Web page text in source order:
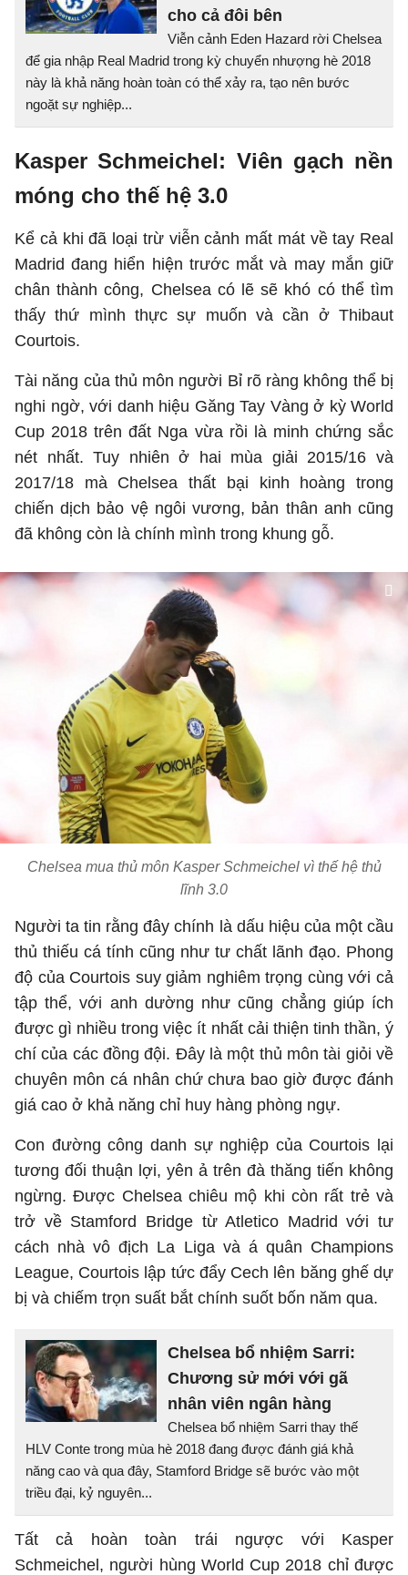
cho cả đôi bên
Viễn cảnh Eden Hazard rời Chelsea
để gia nhập Real Madrid trong kỳ chuyển nhượng hè 2018
này là khả năng hoàn toàn có thể xảy ra, tạo nên bước
ngoặt sự nghiệp...
Kasper Schmeichel: Viên gạch nền
móng cho thế hệ 3.0
Kể cả khi đã loại trừ viễn cảnh mất mát về tay Real
Madrid đang hiển hiện trước mắt và may mắn giữ
chân thành công, Chelsea có lẽ sẽ khó có thể tìm
thấy thứ mình thực sự muốn và cần ở Thibaut
Courtois.
Tài năng của thủ môn người Bỉ rõ ràng không thể bị
nghi ngờ, với danh hiệu Găng Tay Vàng ở kỳ World
Cup 2018 trên đất Nga vừa rồi là minh chứng sắc
nét nhất. Tuy nhiên ở hai mùa giải 2015/16 và
2017/18 mà Chelsea thất bại kinh hoàng trong
chiến dịch bảo vệ ngôi vương, bản thân anh cũng
đã không còn là chính mình trong khung gỗ.
Chelsea mua thủ môn Kasper Schmeichel vì thế hệ thủ
lĩnh 3.0
Người ta tin rằng đây chính là dấu hiệu của một cầu
thủ thiếu cá tính cũng như tư chất lãnh đạo. Phong
độ của Courtois suy giảm nghiêm trọng cùng với cả
tập thể, với anh dường như cũng chẳng giúp ích
được gì nhiều trong việc ít nhất cải thiện tinh thần, ý
chí của các đồng đội. Đây là một thủ môn tài giỏi về
chuyên môn cá nhân chứ chưa bao giờ được đánh
giá cao ở khả năng chỉ huy hàng phòng ngự.
Con đường công danh sự nghiệp của Courtois lại
tương đối thuận lợi, yên ả trên đà thăng tiến không
ngừng. Được Chelsea chiêu mộ khi còn rất trẻ và
trở về Stamford Bridge từ Atletico Madrid với tư
cách nhà vô địch La Liga và á quân Champions
League, Courtois lập tức đẩy Cech lên băng ghế dự
bị và chiếm trọn suất bắt chính suốt bốn năm qua.
Chelsea bổ nhiệm Sarri:
Chương sử mới với gã
nhân viên ngân hàng
Chelsea bổ nhiệm Sarri thay thế
HLV Conte trong mùa hè 2018 đang được đánh giá khả
năng cao và qua đây, Stamford Bridge sẽ bước vào một
triều đại, kỷ nguyên...
Tất cả hoàn toàn trái ngược với Kasper
Schmeichel, người hùng World Cup 2018 chỉ được